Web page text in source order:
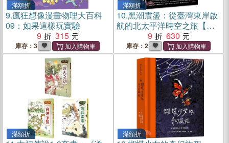
滿額折
9.瘋狂想像漫畫物理大百科
09：如果這樣玩實驗
9
315
庫存：3
滿額折
10.黑潮震盪：從臺灣東岸啟
航的北太平洋時空之旅【跟
隨研究船和旗魚的航跡，騎
乘黑潮的海上故事】
9 630
庫存：2
滿額折 滿額折